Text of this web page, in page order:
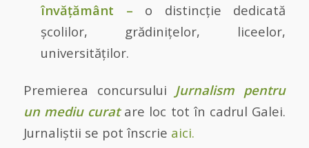
învățământ – o distincție dedicată
școlilor, grădinițelor, liceelor,
universităților.
Premierea concursului Jurnalism pentru
un mediu curatare loc tot în cadrul Galei.
Jurnaliștii se pot înscrie aici.